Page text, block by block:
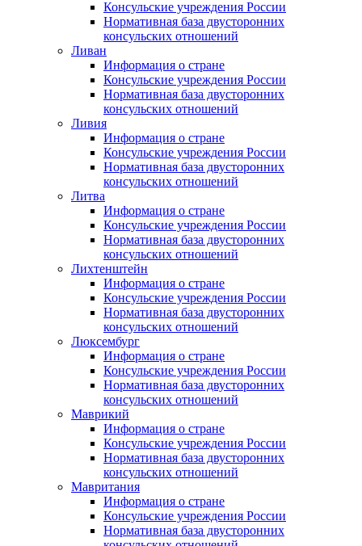
Консульские учреждения России
Нормативная база двусторонних
консульских отношений
Ливан
Информация о стране
Консульские учреждения России
Нормативная база двусторонних
консульских отношений
Ливия
Информация о стране
Консульские учреждения России
Нормативная база двусторонних
консульских отношений
Литва
Информация о стране
Консульские учреждения России
Нормативная база двусторонних
консульских отношений
Лихтенштейн
Информация о стране
Консульские учреждения России
Нормативная база двусторонних
консульских отношений
Люксембург
Информация о стране
Консульские учреждения России
Нормативная база двусторонних
консульских отношений
Маврикий
Информация о стране
Консульские учреждения России
Нормативная база двусторонних
консульских отношений
Мавритания
Информация о стране
Консульские учреждения России
Нормативная база двусторонних